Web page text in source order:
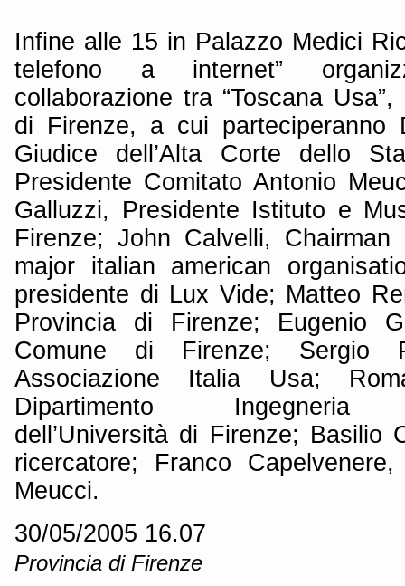
Infine alle 15 in Palazzo Medici
telefono a internet”
collaborazione tra “Toscana
di Firenze, a cui parteciperanno
Giudice dell’Alta Corte dello
Presidente Comitato Antonio
Galluzzi, Presidente Istituto e
Firenze; John Calvelli,
major italian american
presidente di Lux Vide; Matteo
Provincia di Firenze; Eugenio
Comune di Firenze; Sergio
Associazione Italia Usa;
Dipartimento Ingegneria
dell’Università di Firenze; Basilio
ricercatore; Franco
Meucci.
30/05/2005 16.07
Provincia di Firenze